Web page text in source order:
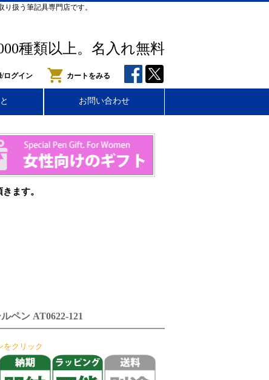
扱う筆記具専門店です。
種類以上。名入れ無料
ログイン カートをみる
お問い合わせ
ます。
ペン AT0622-121
をクリック